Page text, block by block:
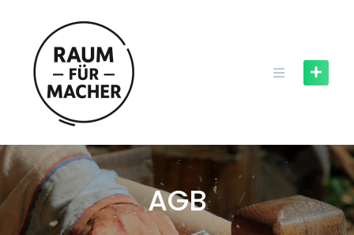
content
AGB